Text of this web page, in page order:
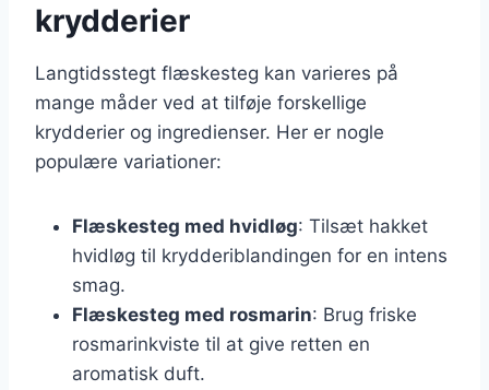
krydderier
Langtidsstegt flæskesteg kan varieres på
mange måder ved at tilføje forskellige
krydderier og ingredienser. Her er nogle
populære variationer:
Flæskesteg med hvidløg: Tilsæt hakket
hvidløg til krydderiblandingen for en intens
smag.
Flæskesteg med rosmarin: Brug friske
rosmarinkviste til at give retten en
aromatisk duft.